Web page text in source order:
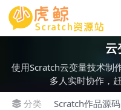
云
使用Scratch云变量技术制
多人实时协作，
分类
Scratch作品源码